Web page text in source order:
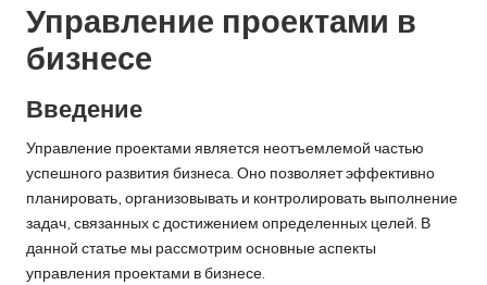
Управление проектами в
бизнесе
Введение
Управление проектами является неотъемлемой частью
успешного развития бизнеса. Оно позволяет эффективно
планировать, организовывать и контролировать выполнение
задач, связанных с достижением определенных целей. В
данной статье мы рассмотрим основные аспекты
управления проектами в бизнесе.